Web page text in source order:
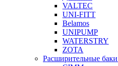
VALTEC
UNI-FITT
Belamos
UNIPUMP
WATERSTRY
ZOTA
Расширительные баки